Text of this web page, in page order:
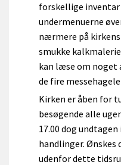
forskellige inventar
undermenuerne
nærmere på
smukke
kan læse om noget
de fire
Kirken er åben for
besøgende alle
17.00 dog
handlinger. Ønskes
udenfor dette